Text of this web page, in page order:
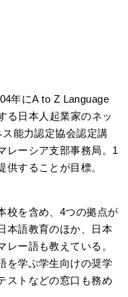
年にA to Z Language
る日本人起業家のネッ
能力認定協会認定講
レーシア支部事務局。1
供することが目標。
校を含め、4つの拠点が
本語教育のほか、日本
レー語も教えている。
を学ぶ学生向けの奨学
ストなどの窓口も務め